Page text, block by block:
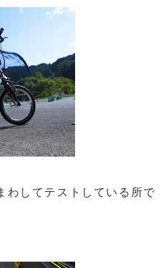
わしてテストしている所で